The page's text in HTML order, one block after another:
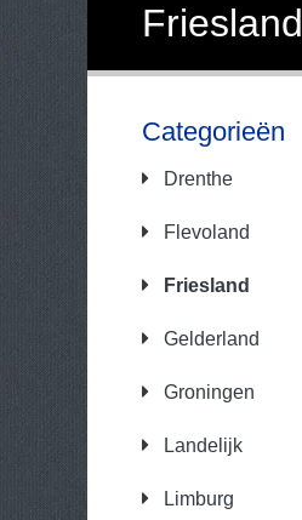
Friesland
Categorieën
Drenthe
Flevoland
Friesland
Gelderland
Groningen
Landelijk
Limburg